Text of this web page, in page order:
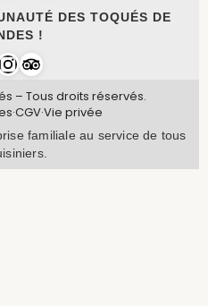
DES TOQUÉS DE
!
– Tous droits réservés.
·CGV·Vie privée
familiale au service de tous